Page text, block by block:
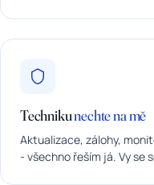
Technikunechte na mě
Aktualizace, zálohy,
- všechno řeším já. Vy se